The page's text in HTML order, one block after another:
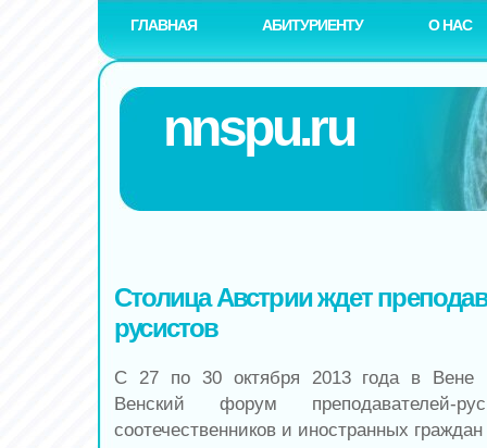
ГЛАВНАЯ АБИТУРИЕНТУ О НАС
nnspu.ru
Столица Австрии ждет
русистов
С 27 по 30 октября 2013 года в Вене
Венский форум преподавателей-
соотечественников и иностранных